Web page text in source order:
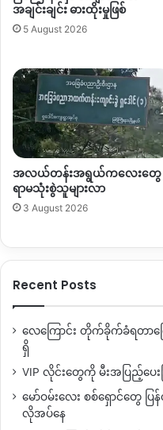
တောင်း
ဆို
အချင်းချင်း ဓားထိုးမှုဖြစ်
5 August 2026
အလယ်တန်းအရွယ်ကလေးတွေ
ရာမသုံးစွဲသူများလာ
3 August 2026
Recent Posts
လေကြောင်း တိုက်ခိုက်ခံရတာက
ရှိ
VIP လိုင်းတွေကို မီးအပြည့်ပေ
မော်ဝမ်းလေး စစ်ရှောင်တွ
လိုအပ်နေ